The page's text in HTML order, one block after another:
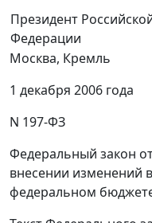
Президент
Федерации
Москва, Кремль
1 декабря 2006 года
N 197-ФЗ
Федеральный закон
внесении изменений
федеральном